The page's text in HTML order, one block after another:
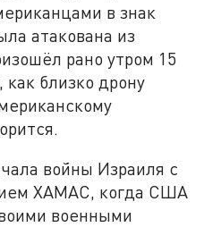
в знак
атакована из
рано утром 15
близко дрону
войны Израиля с
ХАМАС, когда США
военными